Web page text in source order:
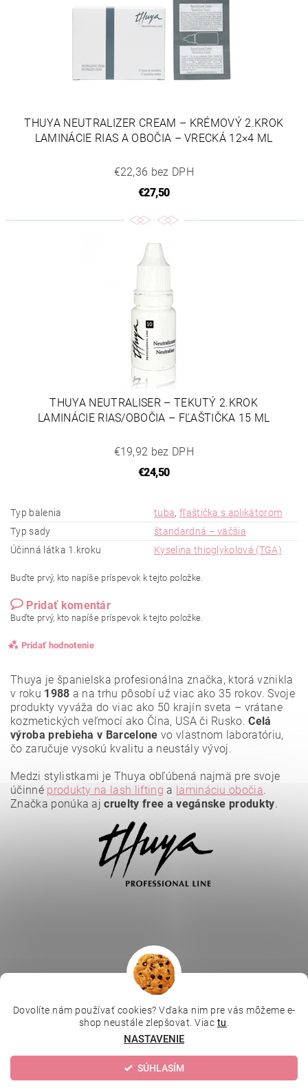
THUYA NEUTRALIZER CREAM – KRÉMOVÝ 2.KROK
LAMINÁCIE RIAS A OBOČIA – VRECKÁ 12×4 ML
€22,36 bez DPH
€27,50
THUYA NEUTRALISER – TEKUTÝ 2.KROK
LAMINÁCIE RIAS/OBOČIA – FĽAŠTIČKA 15 ML
€19,92 bez DPH
€24,50
Typ balenia tuba, fľaštička s aplikátorom
Typ sady
štandardná – väčšia
Účinná látka 1.kroku
Kyselina thioglykolová (TGA)
Buďte prvý, kto napíše príspevok k tejto položke.
Pridať komentár
Buďte prvý, kto napíše príspevok k tejto položke.
Pridať hodnotenie
Vložením hodnotenie súhlasíte spodmienkami ochrany
.
Thuya je španielska profesionálna značka, ktorá vznikla
v roku 1988 a na trhu pôsobí už viac ako 35 rokov. Svoje
produkty vyváža do viac ako 50 krajín sveta – vrátane
kozmetických veľmocí ako Čína, USA či Rusko.Celá
výroba prebieha v Barcelone vo vlastnom laboratóriu,
čo zaručuje vysokú kvalitu a neustály vývoj.
Medzi stylistkami je Thuya obľúbená najmä pre svoje
účinné produkty na lash lifting a lamináciu obočia.
Značka ponúka ajcruelty free a vegánske produkty.
Depilujeme.cz | Kosmetická škola | Online kosmetické kurzy |
MikroArt | Ella Baché
2026 © Kozmetický obchod, všetky práva vyhradenéUpraviť nastavenie cookies
Dovolíte nám používať cookies? Vďaka nim pre vás môžeme e-
shop neustále zlepšovat. Viac tu
NASTAVENIE
SÚHLASÍM